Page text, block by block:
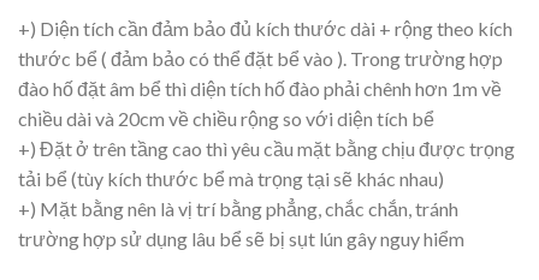
+) Diện tích cần đảm bảo đủ kích thước dài + rộng theo kích
thước bể ( đảm bảo có thể đặt bể vào ). Trong trường hợp
đào hố đặt âm bể thì diện tích hố đào phải chênh hơn 1m về
chiều dài và 20cm về chiều rộng so với diện tích bể
+) Đặt ở trên tầng cao thì yêu cầu mặt bằng chịu được trọng
tải bể (tùy kích thước bể mà trọng tại sẽ khác nhau)
+) Mặt bằng nên là vị trí bằng phẳng, chắc chắn, tránh
trường hợp sử dụng lâu bể sẽ bị sụt lún gây nguy hiểm